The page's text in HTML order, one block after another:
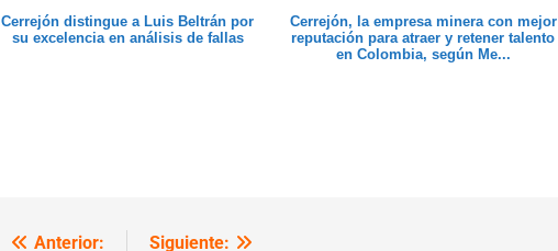
Cerrejón distingue a Luis Beltrán por
su excelencia en análisis de fallas
Cerrejón, la empresa minera con mejor
reputación para atraer y retener talento
en Colombia, según Me...
Anterior: Siguiente: